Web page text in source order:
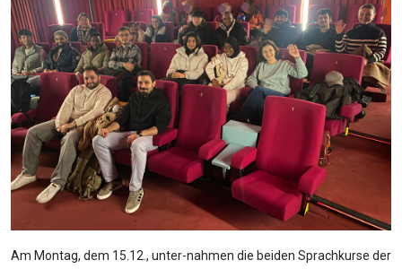
Am Montag, dem 15.12., unter-nahmen die beiden Sprachkurse der